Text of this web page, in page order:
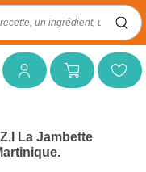
Mon panierMes favoris
La Jambette